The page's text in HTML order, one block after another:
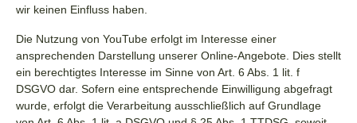
wir keinen Einfluss haben.
Die Nutzung von YouTube erfolgt im Interesse einer
ansprechenden Darstellung unserer Online-Angebote. Dies stellt
ein berechtigtes Interesse im Sinne von Art. 6 Abs. 1 lit. f
DSGVO dar. Sofern eine entsprechende Einwilligung abgefragt
wurde, erfolgt die Verarbeitung ausschließlich auf Grundlage